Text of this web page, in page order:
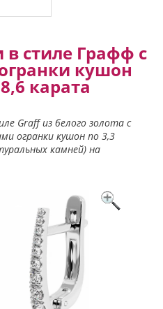
в стиле Графф с
кушон
карата
Graff из белого золота с
огранки кушон по 3,3
камней) на